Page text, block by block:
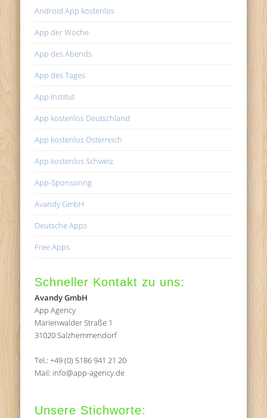
Android App kostenlos
App der Woche
App des Abends
App des Tages
App Institut
App kostenlos Deutschland
App kostenlos Österreich
App kostenlos Schweiz
App-Sponsoring
Avandy GmbH
Deutsche Apps
Free Apps
Schneller Kontakt zu uns:
Avandy GmbH
App Agency
Marienwalder Straße 1
31020 Salzhemmendorf
Tel.: +49 (0) 5186 941 21 20
Mail: info@app-agency.de
Unsere Stichworte: